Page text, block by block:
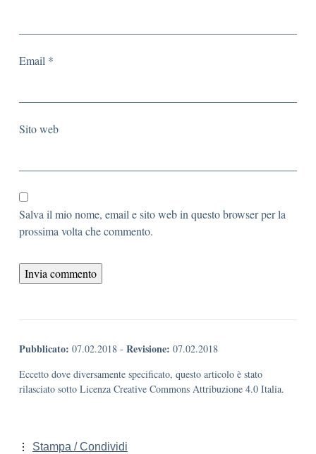
Email *
Sito web
Salva il mio nome, email e sito web in questo browser per la
prossima volta che commento.
Pubblicato: 07.02.2018 - Revisione: 07.02.2018
Eccetto dove diversamente specificato, questo articolo è stato
rilasciato sotto Licenza Creative Commons Attribuzione 4.0 Italia.
Stampa / Condividi